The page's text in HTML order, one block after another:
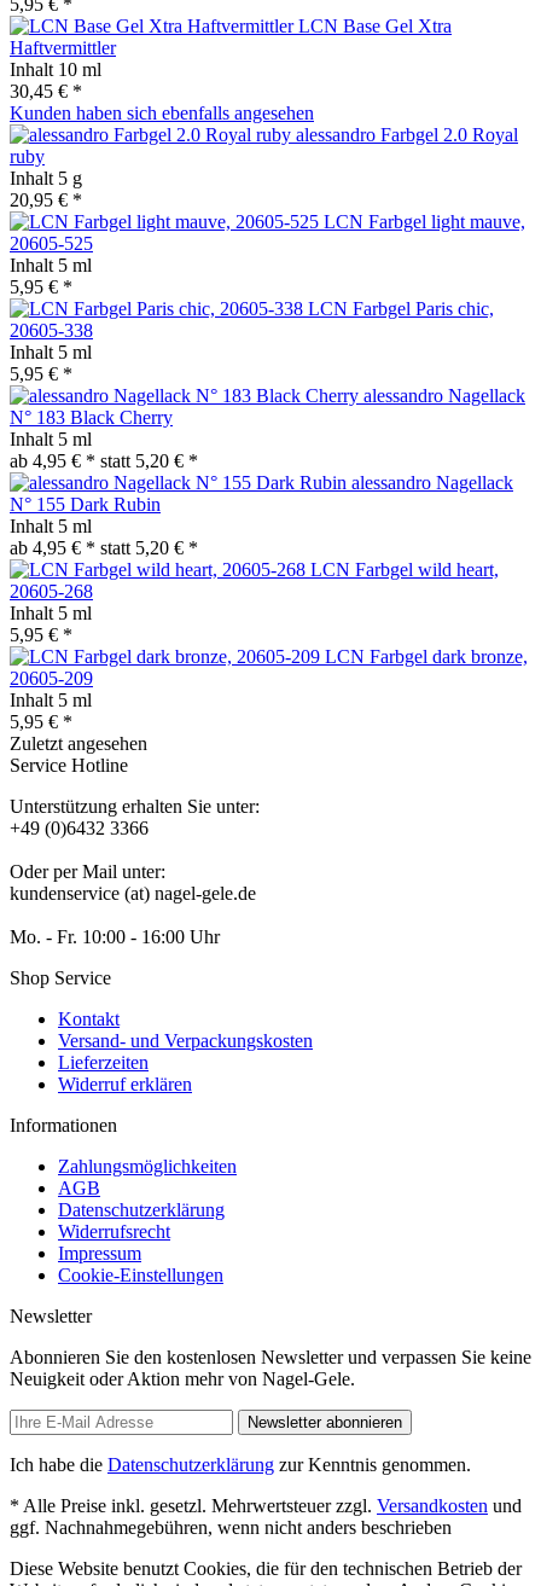
LCN Base Gel Xtra
Haftvermittler
Inhalt 10 ml
30,45 € *
Kunden haben sich ebenfalls angesehen
alessandro Farbgel 2.0 Royal
ruby
Inhalt 5 g
20,95 € *
LCN Farbgel light mauve,
20605-525
Inhalt 5 ml
5,95 € *
LCN Farbgel Paris chic,
20605-338
Inhalt 5 ml
5,95 € *
alessandro Nagellack
N° 183 Black Cherry
Inhalt 5 ml
ab 4,95 € * statt 5,20 € *
alessandro Nagellack
N° 155 Dark Rubin
Inhalt 5 ml
ab 4,95 € * statt 5,20 € *
LCN Farbgel wild heart,
20605-268
Inhalt 5 ml
5,95 € *
LCN Farbgel dark bronze,
20605-209
Inhalt 5 ml
5,95 € *
Zuletzt angesehen
Service Hotline
Unterstützung erhalten Sie unter:
+49 (0)6432 3366
Oder per Mail unter:
kundenservice (at) nagel-gele.de
Mo. - Fr. 10:00 - 16:00 Uhr
Shop Service
Kontakt
Versand- und Verpackungskosten
Lieferzeiten
Widerruf erklären
Informationen
Zahlungsmöglichkeiten
AGB
Datenschutzerklärung
Widerrufsrecht
Impressum
Cookie-Einstellungen
Newsletter
Abonnieren Sie den kostenlosen Newsletter und verpassen Sie keine
Neuigkeit oder Aktion mehr von Nagel-Gele.
Newsletter abonnieren
Ich habe die Datenschutzerklärung zur Kenntnis genommen.
* Alle Preise inkl. gesetzl. Mehrwertsteuer zzgl. Versandkosten und
ggf. Nachnahmegebühren, wenn nicht anders beschrieben
Diese Website benutzt Cookies, die für den technischen Betrieb der